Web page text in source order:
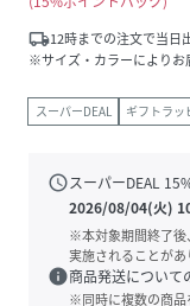
local_shipping12時までの注文で当日
※サイズ・カラーによりお
スーパーDEAL ギフトラッ
scheduleスーパーDEAL 15
2026/08/04(火)
※本対象期間終了後
実施されることがあ
info商品発送について
※同時に複数の商品